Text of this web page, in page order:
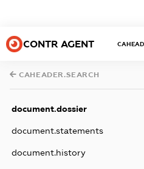
CONTR AGENT
CAHEADER.SEARCH
document.dossier
document.statements
document.history